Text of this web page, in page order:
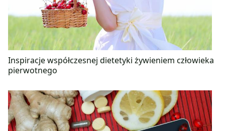
Inspiracje współczesnej dietetyki żywieniem człowieka
pierwotnego